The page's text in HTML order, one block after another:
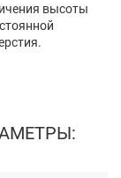
высоты